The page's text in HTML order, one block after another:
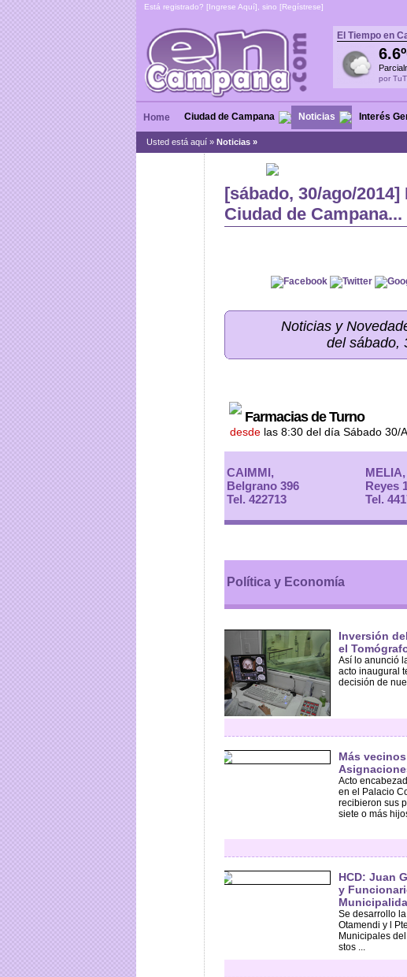
Está registrado? [Ingrese Aquí], sino [Regístrese]
El Tiempo en
por
Home Ciudad de Campana Noticias Interés
Usted está aquí » Noticias »
[sábado, 30/ago/
Ciudad de Campana...
Noticias y
del sábado,
Farmacias de Turno
desde las 8:30 del día Sábado 30/
CAIMMI,
Belgrano 396
Tel. 422713
MELIA,
Reyes
Tel.
Política y Economía
Inversión
el
Así lo anunció
acto inaugural
decisión de
Más
Acto
en el Palacio
recibieron sus
siete o más
HCD: Juan
y
Se desarrollo
Otamendi y l
Municipales
stos ...